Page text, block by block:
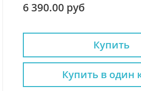
6 390.00 руб
Купить
Купить в один